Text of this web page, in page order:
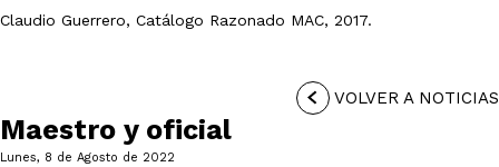
Claudio Guerrero, Catálogo Razonado MAC, 2017.
VOLVER A NOTICIAS
Maestro y oficial
Lunes, 8 de Agosto de 2022